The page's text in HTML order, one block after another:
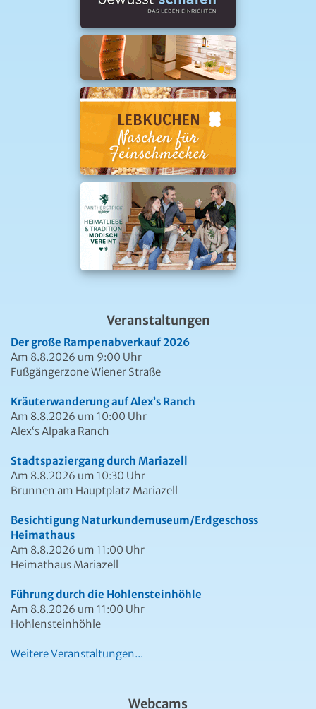
Veranstaltungen
Der große Rampenabverkauf 2026
Am 8.8.2026 um 9:00 Uhr
Fußgängerzone Wiener Straße
Kräuterwanderung auf Alex’s Ranch
Am 8.8.2026 um 10:00 Uhr
Alex‘s Alpaka Ranch
Stadtspaziergang durch Mariazell
Am 8.8.2026 um 10:30 Uhr
Brunnen am Hauptplatz Mariazell
Besichtigung Naturkundemuseum/Erdgeschoss
Heimathaus
Am 8.8.2026 um 11:00 Uhr
Heimathaus Mariazell
Führung durch die Hohlensteinhöhle
Am 8.8.2026 um 11:00 Uhr
Hohlensteinhöhle
Weitere Veranstaltungen...
Webcams